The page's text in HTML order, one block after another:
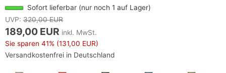
Sofort lieferbar (nur noch 1 auf Lager)
UVP: 320,00 EUR
189,00 EUR inkl. MwSt.
Sie sparen 41% (131,00 EUR)
Versandkostenfrei in Deutschland